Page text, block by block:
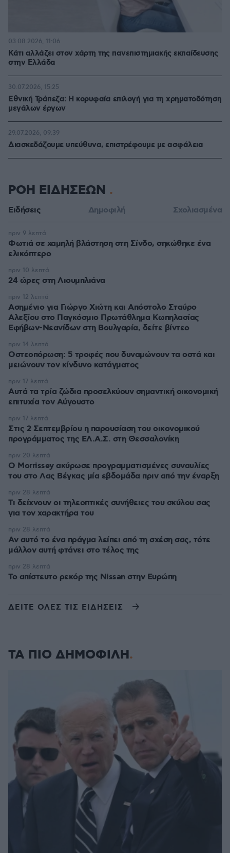
Κάτι αλλάζει στον χάρτη της πανεπιστημιακής εκπαίδευσης
στην Ελλάδα
03.08.2026, 11:06
Εθνική Τράπεζα: Η κορυφαία επιλογή για τη χρηματοδότηση
μεγάλων έργων
30.07.2026, 15:25
Διασκεδάζουμε υπεύθυνα, επιστρέφουμε με ασφάλεια
29.07.2026, 09:39
ΡΟΗ ΕΙΔΗΣΕΩΝ
Ειδήσεις Δημοφιλή Σχολιασμένα
Φωτιά σε χαμηλή βλάστηση στη Σίνδο, σηκώθηκε ένα
ελικόπτερο
πριν 9 λεπτά
24 ώρες στη Λιουμπλιάνα
πριν 10 λεπτά
Ασημένιο για Γιώργο Χιώτη και Απόστολο Σταύρο
Αλεξίου στο Παγκόσμιο Πρωτάθλημα Κωπηλασίας
Εφήβων-Νεανίδων στη Βουλγαρία, δείτε βίντεο
πριν 12 λεπτά
Οστεοπόρωση: 5 τροφές που δυναμώνουν τα οστά και
μειώνουν τον κίνδυνο κατάγματος
πριν 14 λεπτά
Αυτά τα τρία ζώδια προσελκύουν σημαντική οικονομική
επιτυχία τον Αύγουστο
πριν 17 λεπτά
Στις 2 Σεπτεμβρίου η παρουσίαση του οικονομικού
προγράμματος της ΕΛ.Α.Σ. στη Θεσσαλονίκη
πριν 17 λεπτά
Ο Morrissey ακύρωσε προγραμματισμένες συναυλίες
του στο Λας Βέγκας μία εβδομάδα πριν από την έναρξη
πριν 20 λεπτά
Τι δείχνουν οι τηλεοπτικές συνήθειες του σκύλου σας
για τον χαρακτήρα του
πριν 28 λεπτά
Αν αυτό το ένα πράγμα λείπει από τη σχέση σας, τότε
μάλλον αυτή φτάνει στο τέλος της
πριν 28 λεπτά
Το απίστευτο ρεκόρ της Nissan στην Ευρώπη
πριν 28 λεπτά
ΔΕΙΤΕ ΟΛΕΣ ΤΙΣ ΕΙΔΗΣΕΙΣ
ΤΑ ΠΙΟ ΔΗΜΟΦΙΛΗ